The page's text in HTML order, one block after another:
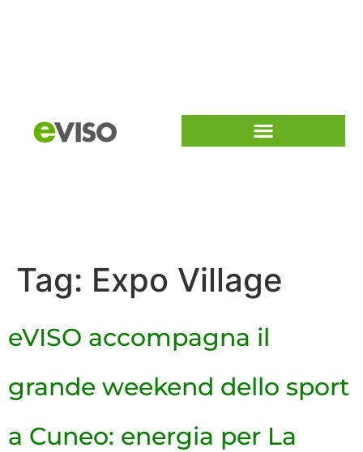
Tag: Expo Village
eVISO accompagna il
grande weekend dello sport
a Cuneo: energia per La